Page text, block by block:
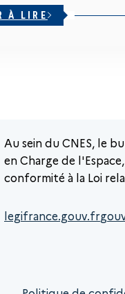
À LIRE
Au sein du CNES, le
en Charge de
conformité à la Loi
legifrance.gouv.fr